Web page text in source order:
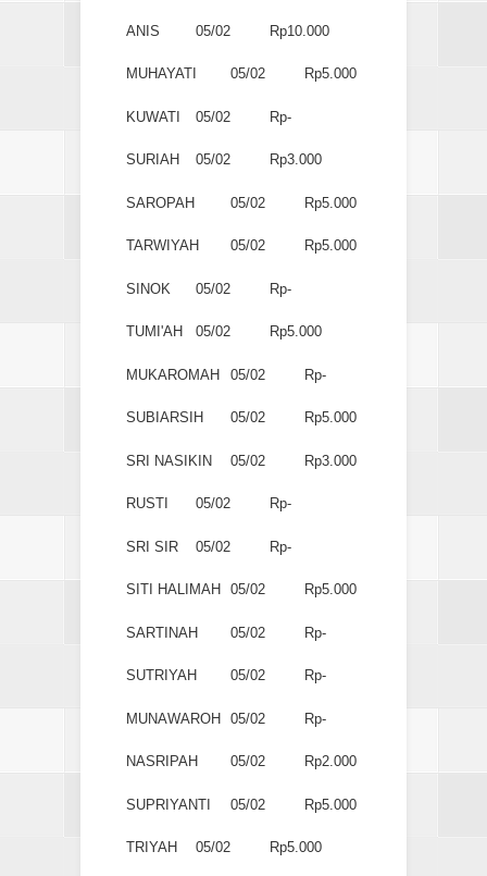
ANIS 05/02 Rp10.000
MUHAYATI 05/02 Rp5.000
KUWATI 05/02 Rp-
SURIAH 05/02 Rp3.000
SAROPAH 05/02 Rp5.000
TARWIYAH 05/02 Rp5.000
SINOK 05/02 Rp-
TUMI'AH 05/02 Rp5.000
MUKAROMAH 05/02 Rp-
SUBIARSIH 05/02 Rp5.000
SRI NASIKIN 05/02 Rp3.000
RUSTI 05/02 Rp-
SRI SIR 05/02 Rp-
SITI HALIMAH 05/02 Rp5.000
SARTINAH 05/02 Rp-
SUTRIYAH 05/02 Rp-
MUNAWAROH 05/02 Rp-
NASRIPAH 05/02 Rp2.000
SUPRIYANTI 05/02 Rp5.000
TRIYAH 05/02 Rp5.000